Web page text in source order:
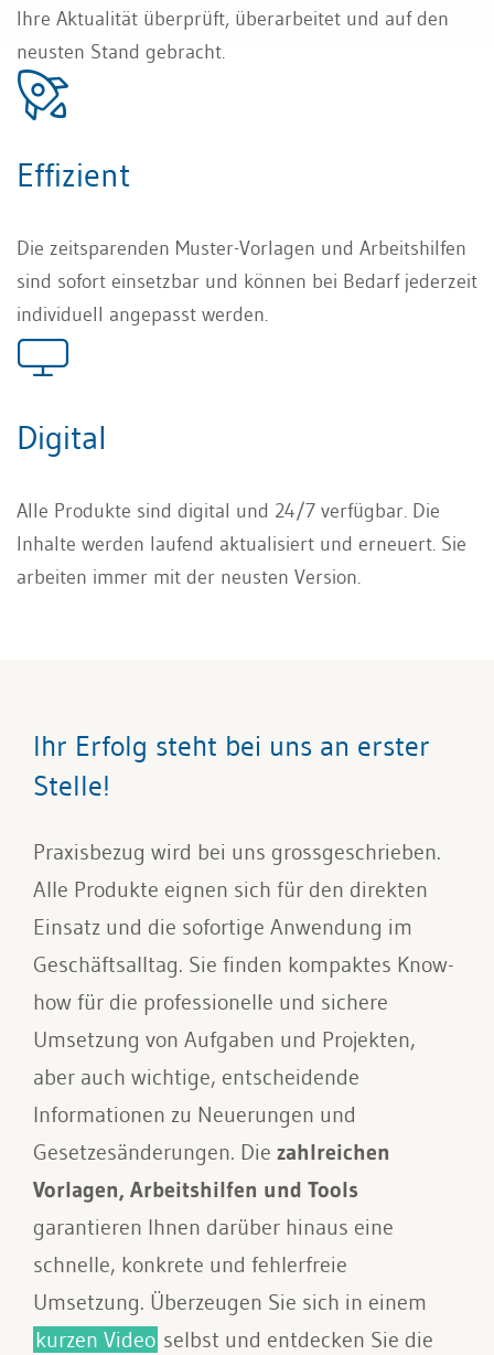
Ihre Aktualität überprüft, überarbeitet und auf den
neusten Stand gebracht.
Effizient
Die zeitsparenden Muster-Vorlagen und Arbeitshilfen
sind sofort einsetzbar und können bei Bedarf jederzeit
individuell angepasst werden.
Digital
Alle Produkte sind digital und 24/7 verfügbar. Die
Inhalte werden laufend aktualisiert und erneuert. Sie
arbeiten immer mit der neusten Version.
Ihr Erfolg steht bei uns an erster
Stelle!
Praxisbezug wird bei uns grossgeschrieben.
Alle Produkte eignen sich für den direkten
Einsatz und die sofortige Anwendung im
Geschäftsalltag. Sie finden kompaktes Know-
how für die professionelle und sichere
Umsetzung von Aufgaben und Projekten,
aber auch wichtige, entscheidende
Informationen zu Neuerungen und
Gesetzesänderungen. Die zahlreichen
Vorlagen, Arbeitshilfen und Tools
garantieren Ihnen darüber hinaus eine
schnelle, konkrete und fehlerfreie
Umsetzung. Überzeugen Sie sich in einem
kurzen Video selbst und entdecken Sie die